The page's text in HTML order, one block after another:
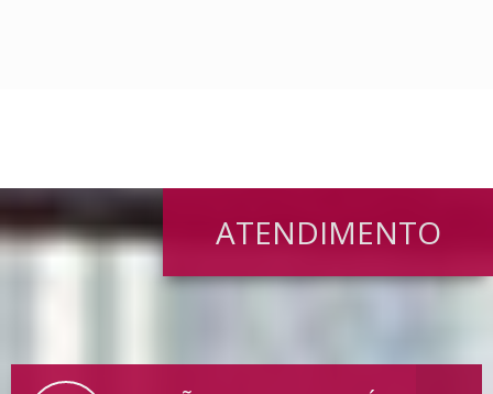
ATENDIMENTO